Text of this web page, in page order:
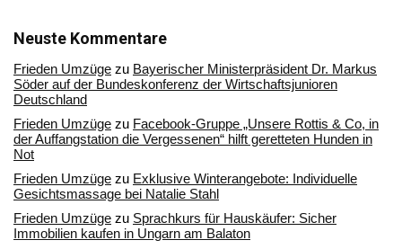
Archiv
Neuste Kommentare
Frieden Umzüge zu Bayerischer Ministerpräsident Dr. Markus
Söder auf der Bundeskonferenz der Wirtschaftsjunioren
Deutschland
Frieden Umzüge zu Facebook-Gruppe „Unsere Rottis & Co, in
der Auffangstation die Vergessenen“ hilft geretteten Hunden in
Not
Frieden Umzüge zu Exklusive Winterangebote: Individuelle
Gesichtsmassage bei Natalie Stahl
Frieden Umzüge zu Sprachkurs für Hauskäufer: Sicher
Immobilien kaufen in Ungarn am Balaton